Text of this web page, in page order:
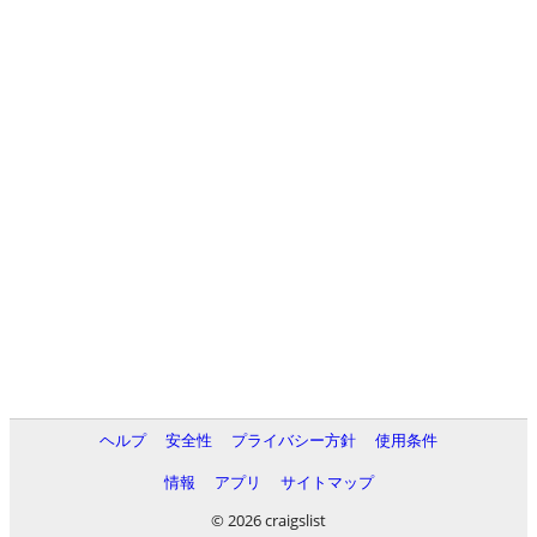
ヘルプ 安全性 プライバシー方針
使用条件
情報
アプリ
サイトマップ
© 2026 craigslist